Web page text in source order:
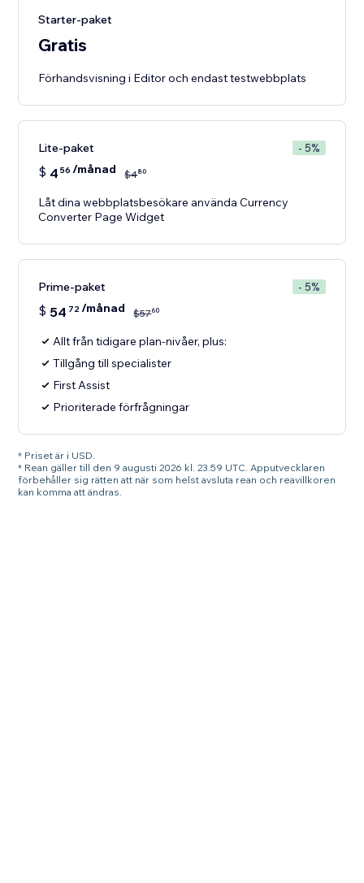
Starter-paket
Gratis
Förhandsvisning i Editor och endast testwebbplats
Lite-paket - 5%
$ 4 56 /månad $480
Låt dina webbplatsbesökare använda Currency
Converter Page Widget
Prime-paket - 5%
$ 54 72/månad $5760
Allt från tidigare plan-nivåer, plus:
Tillgång till specialister
First Assist
Prioriterade förfrågningar
* Priset är i USD.
* Rean gäller till den 9 augusti 2026 kl. 23.59 UTC. Apputvecklaren
förbehåller sig rätten att när som helst avsluta rean och reavillkoren
kan komma att ändras.